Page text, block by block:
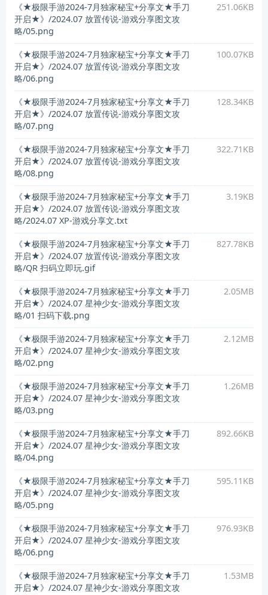
《★极限手游2024-7月独家秘宝+分享文★手刀
开启★》/2024.07 放置传说-游戏分享图文攻
略/05.png
251.06KB
《★极限手游2024-7月独家秘宝+分享文★手刀
开启★》/2024.07 放置传说-游戏分享图文攻
略/06.png
100.07KB
《★极限手游2024-7月独家秘宝+分享文★手刀
开启★》/2024.07 放置传说-游戏分享图文攻
略/07.png
128.34KB
《★极限手游2024-7月独家秘宝+分享文★手刀
开启★》/2024.07 放置传说-游戏分享图文攻
略/08.png
322.71KB
《★极限手游2024-7月独家秘宝+分享文★手刀
开启★》/2024.07 放置传说-游戏分享图文攻
略/2024.07 XP-游戏分享文.txt
3.19KB
《★极限手游2024-7月独家秘宝+分享文★手刀
开启★》/2024.07 放置传说-游戏分享图文攻
略/QR 扫码立即玩.gif
827.78KB
《★极限手游2024-7月独家秘宝+分享文★手刀
开启★》/2024.07 星神少女-游戏分享图文攻
略/01 扫码下载.png
2.05MB
《★极限手游2024-7月独家秘宝+分享文★手刀
开启★》/2024.07 星神少女-游戏分享图文攻
略/02.png
2.12MB
《★极限手游2024-7月独家秘宝+分享文★手刀
开启★》/2024.07 星神少女-游戏分享图文攻
略/03.png
1.26MB
《★极限手游2024-7月独家秘宝+分享文★手刀
开启★》/2024.07 星神少女-游戏分享图文攻
略/04.png
892.66KB
《★极限手游2024-7月独家秘宝+分享文★手刀
开启★》/2024.07 星神少女-游戏分享图文攻
略/05.png
595.11KB
《★极限手游2024-7月独家秘宝+分享文★手刀
开启★》/2024.07 星神少女-游戏分享图文攻
略/06.png
976.93KB
《★极限手游2024-7月独家秘宝+分享文★手刀
开启★》/2024.07 星神少女-游戏分享图文攻
1.53MB